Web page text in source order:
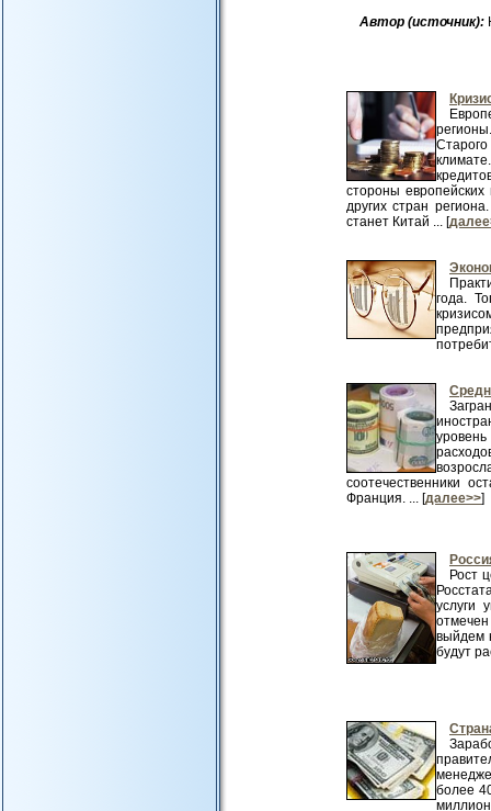
Автор (источник):
стороны
других стран
станет Китай ... [
года.
соотечественники
Франция. ... [далее>>]
Рост
услуги
выйдем
будут
более